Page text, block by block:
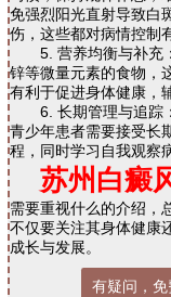
免强烈阳光直射导致白
伤，这些都对病情控制
5. 营养均衡与补充：
锌等微量元素的食物，
有利于促进身体健康，
6. 长期管理与追踪：
青少年患者需要接受长
程，同时学习自我观察
苏州白癜
需要重视什么的介绍，
不仅要关注其身体健康
成长与发展。
有疑问，